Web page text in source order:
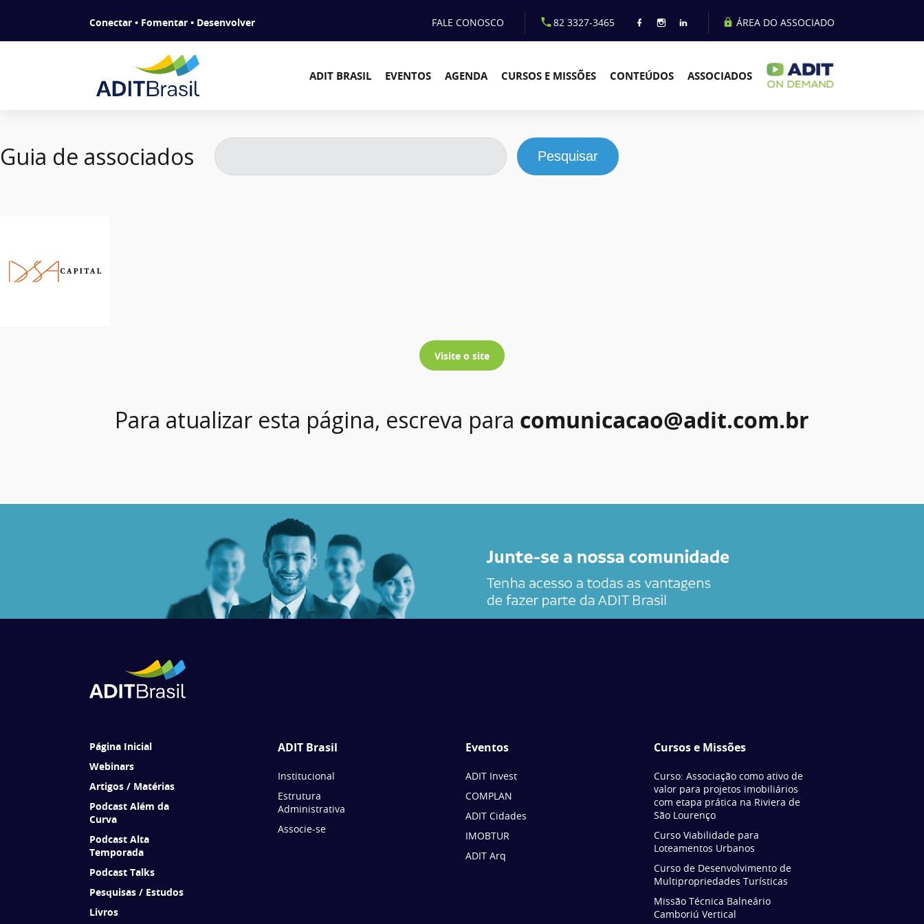
Conectar • Fomentar • Desenvolver FALE CONOSCO 82 3327-3465 ÁREA DO ASSOCIADO
ADIT BRASIL EVENTOS AGENDA CURSOS E MISSÕES CONTEÚDOS ASSOCIADOS
Guia de associados Pesquisar
Visite o site
Para atualizar esta página, escreva para comunicacao@adit.com.br
Página Inicial
Webinars
Artigos / Matérias
Podcast Além da
Curva
Podcast Alta
Temporada
Podcast Talks
Pesquisas / Estudos
Livros
ADIT Brasil
Institucional
Estrutura
Administrativa
Associe-se
Eventos
ADIT Invest
COMPLAN
ADIT Cidades
IMOBTUR
ADIT Arq
Cursos e Missões
Curso: Associação como ativo de
valor para projetos imobiliários
com etapa prática na Riviera de
São Lourenço
Curso Viabilidade para
Loteamentos Urbanos
Curso de Desenvolvimento de
Multipropriedades Turísticas
Missão Técnica Balneário
Camboriú Vertical